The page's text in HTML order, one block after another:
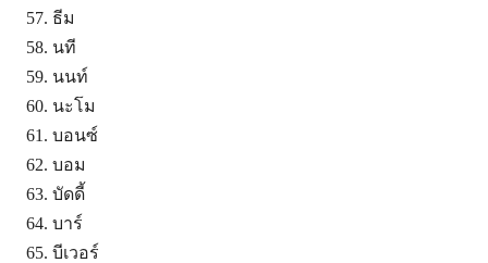
ธีม
นที
นนท์
นะโม
บอนซ์
บอม
บัดดี้
บาร์
บีเวอร์